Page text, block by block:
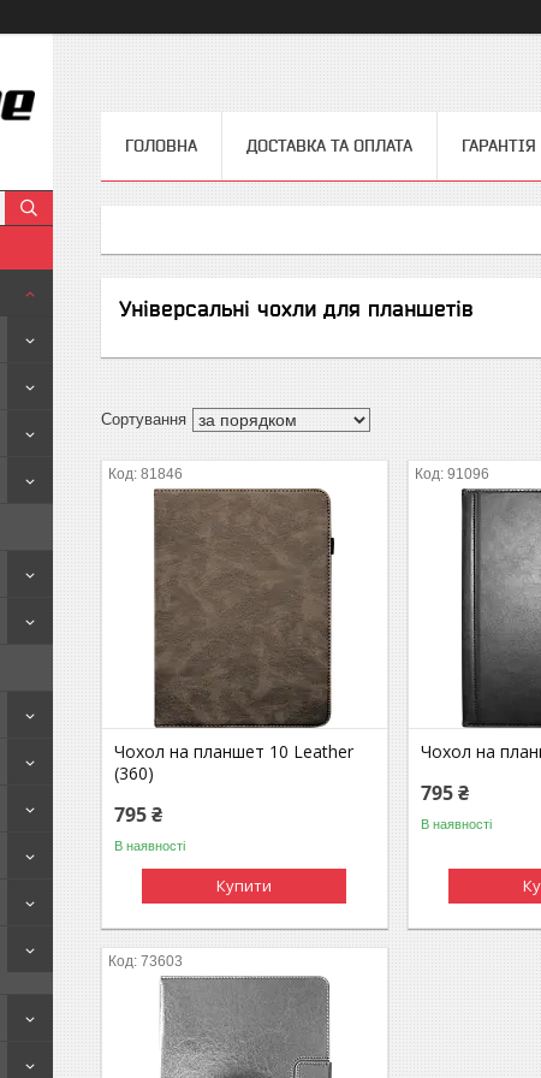
ГОЛОВНА ДОСТАВКА ТА ОПЛАТА ГАРАНТІЯ
Універсальні чохли для планшетів
81846
Чохол на планшет 10 Leather
(360)
795 ₴
В наявності
Купити
91096
Чохол на
795 ₴
В наявності
73603